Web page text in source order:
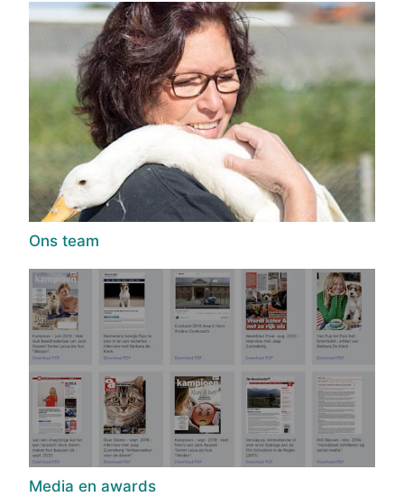
Ons team
Media en awards